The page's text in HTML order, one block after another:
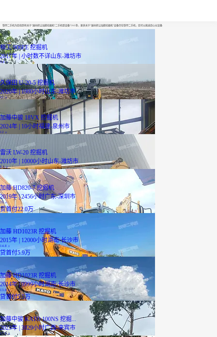
铁甲二手机为您找到有关于“潍坊转让加藤挖掘机”二手机型设备7262条，更多关于“潍坊转让加藤挖掘机”设备尽在铁甲二手机，您可以挑选您心仪设备
柳工 906FE 挖掘机
2017年 | 小时数不详山东-潍坊市
3.8万
久保田 U-20-5 挖掘机
2020年 | 1980小时山东-潍坊市
11万
加藤中骏 18VX 挖掘机
2024年 | 10小时福建-泉州市
12 万
雷沃 LW-20 挖掘机
2010年 | 10000小时山东-潍坊市
5.5万
加藤 HD820-7 挖掘机
2019年 | 2456小时广东-深圳市
55 万
贷首付22.0万
加藤 HD1023R 挖掘机
2015年 | 12000小时湖南-长沙市
14.8 万
贷首付5.9万
加藤 HD1023R 挖掘机
2014年 | 9999小时湖南-长沙市
13.8万
贷首付5.5万
加藤中骏 KATO 100NS 挖掘...
2023年 | 3829小时广西-来宾市
17.5万